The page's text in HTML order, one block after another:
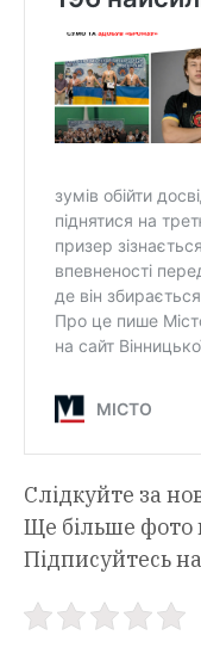
Слідкуйте за
Ще більше фото
Підписуйтесь